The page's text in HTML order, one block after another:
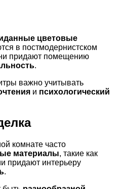
цветовые
в постмодернистском
придают помещению
.
важно учитывать
и психологический
комнате часто
материалы, такие как
придают интерьеру
.